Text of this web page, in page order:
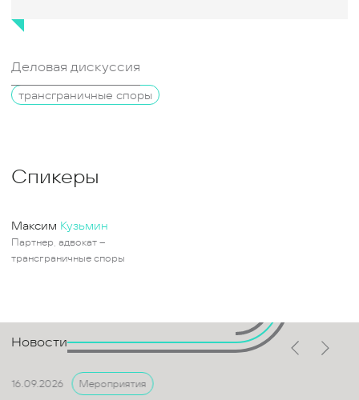
Деловая дискуссия
трансграничные споры
Спикеры
Максим Кузьмин
Партнер, адвокат –
трансграничные споры
Новости
16.09.2026 Мероприятия